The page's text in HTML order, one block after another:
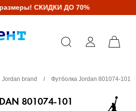
СКИДКИ ДО 70%
Jordan brand / Футболка Jordan 801074-101
801074-101